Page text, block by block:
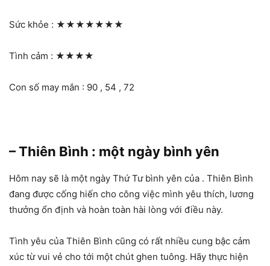
Sức khỏe : ★★★★★★★
Tình cảm : ★★★★
Con số may mắn : 90 , 54 , 72
– Thiên Bình : một ngày bình yên
Hôm nay sẽ là một ngày Thứ Tư bình yên của . Thiên Bình
đang được cống hiến cho công việc mình yêu thích, lương
thưởng ổn định và hoàn toàn hài lòng với điều này.
Tình yêu của Thiên Bình cũng có rất nhiều cung bậc cảm
xúc từ vui vẻ cho tới một chút ghen tuông. Hãy thực hiện